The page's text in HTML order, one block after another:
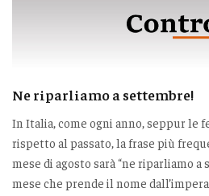
Ne riparliamo a settembre!
In Italia, come ogni anno, seppur le
rispetto al passato, la frase più
mese di agosto sarà “ne riparliamo
mese che prende il nome